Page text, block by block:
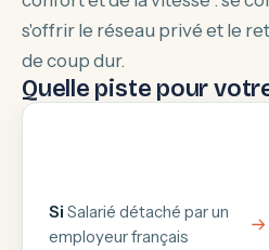
s'offrir le réseau privé et le
de coup dur.
Quelle piste pour
Si Salarié détaché par un
employeur français